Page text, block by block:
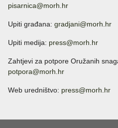
pisarnica@morh.hr
Upiti građana: gradjani@morh.hr
Upiti medija: press@morh.hr
Zahtjevi za potpore Oružanih
potpora@morh.hr
Web uredništvo: press@morh.hr